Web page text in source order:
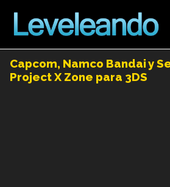
Capcom, Namco Bandai y
Project X Zone para 3DS